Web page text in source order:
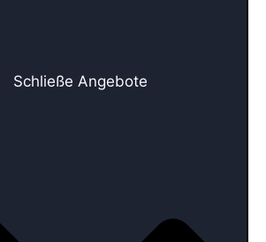
Schließe Angebote